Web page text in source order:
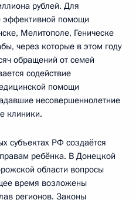
рублей. Для
эффективной помощи
Мелитополе, Геническе
через которые в этом году
обращений от семей
содействие
помощи
несовершеннолетние
клиники.
субъектах РФ создаётся
ребёнка. В Донецкой
области вопросы
время возложены
регионов. Законы